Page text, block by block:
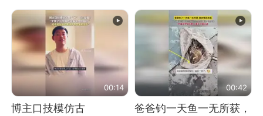
可以不要把我遣返回国”
面馆已集体更换招牌
00:14
博主口技模仿古
00:42
爸爸钓一天鱼一无所获，